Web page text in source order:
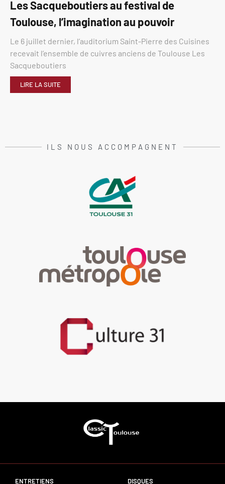
Les Sacqueboutiers au festival de
Toulouse, l’imagination au pouvoir
Le 6 juillet dernier, l’auditorium Saint-Pierre des Cuisines
recevait l’ensemble de cuivres anciens de Toulouse Les
Sacqueboutiers
LIRE LA SUITE
ILS NOUS ACCOMPAGNENT
ENTRETIENS DISQUES